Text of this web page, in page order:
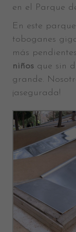
en el Parque
En este
toboganes
más
niños que sin
grande.
¡asegurada!